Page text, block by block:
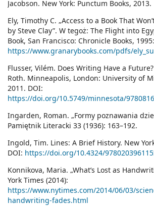
Jacobson. New York: Punctum Books, 2013.
Ely, Timothy C. „Access to a Book That
by Steve Clay”. W tegoż: The Flight into
Book, San Francisco: Chronicle Books, 1995:
https://www.granarybooks.com/pdfs/
Flusser, Vilém. Does Writing Have a
Roth. Minneapolis, London: University of
2011. DOI:
https://doi.org/10.5749/minnesota/
Ingarden, Roman. „Formy poznawania
Pamiętnik Literacki 33 (1936): 163–192.
Ingold, Tim. Lines: A Brief History. New
DOI: https://doi.org/10.4324/
Konnikova, Maria. „What’s Lost as
York Times (2014):
https://www.nytimes.com/2014/06/03/
handwriting-fades.html